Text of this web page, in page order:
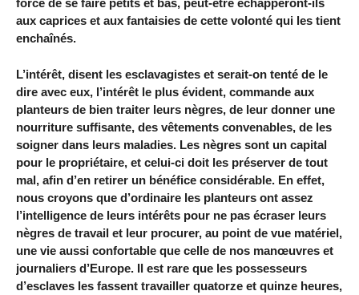
force de se faire petits et bas, peut-être échapperont-ils
aux caprices et aux fantaisies de cette volonté qui les tient
enchaînés.
L’intérêt, disent les esclavagistes et serait-on tenté de le
dire avec eux, l’intérêt le plus évident, commande aux
planteurs de bien traiter leurs nègres, de leur donner une
nourriture suffisante, des vêtements convenables, de les
soigner dans leurs maladies. Les nègres sont un capital
pour le propriétaire, et celui-ci doit les préserver de tout
mal, afin d’en retirer un bénéfice considérable. En effet,
nous croyons que d’ordinaire les planteurs ont assez
l’intelligence de leurs intérêts pour ne pas écraser leurs
nègres de travail et leur procurer, au point de vue matériel,
une vie aussi confortable que celle de nos manœuvres et
journaliers d’Europe. Il est rare que les possesseurs
d’esclaves les fassent travailler quatorze et quinze heures,